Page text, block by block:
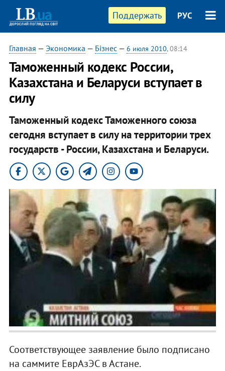
Поддержать РУС
Главная — Экономика — Бізнес— 6 июля 2010, 08:14
Таможенный кодекс России,
Казахстана и Беларуси вступает в
силу
Таможенный кодекс Таможенного союза
сегодня вступает в силу на территории трех
государств - России, Казахстана и Беларуси.
Соответствующее заявление было подписано
на саммите ЕврАзЭС в Астане.